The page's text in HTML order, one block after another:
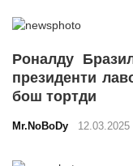
Роналду
президенти
бош тортди
Mr.NoBoDy 12.03.2025